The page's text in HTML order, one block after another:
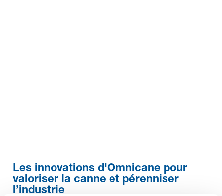
Les innovations d'Omnicane pour
valoriser la canne et pérenniser
l’industrie